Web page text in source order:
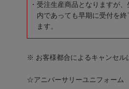
受注生産商品となりますが
内であっても早期に受付を
ます。
※ お客様都合によるキャンセル
☆アニバーサリーユニフォー